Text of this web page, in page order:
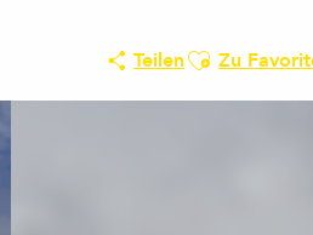
TeilenAjouter aux
Zu